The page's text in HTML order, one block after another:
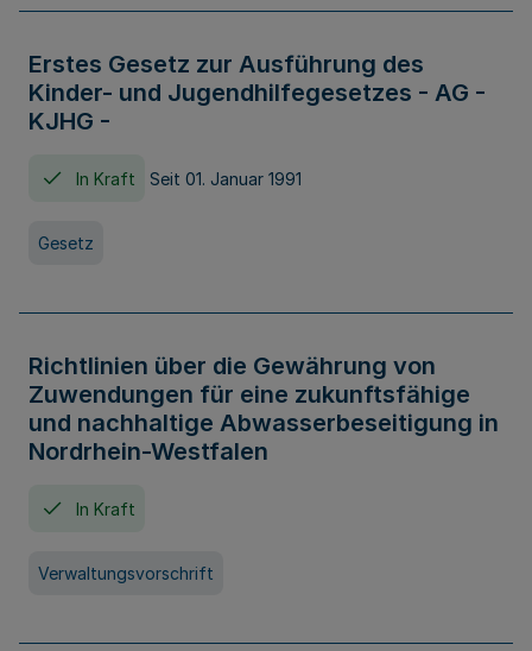
Erstes Gesetz zur Ausführung des
Kinder- und Jugendhilfegesetzes - AG -
KJHG -
In Kraft Seit 01. Januar 1991
Gesetz
Richtlinien über die Gewährung von
Zuwendungen für eine zukunftsfähige
und nachhaltige Abwasserbeseitigung in
Nordrhein-Westfalen
In Kraft
Verwaltungsvorschrift